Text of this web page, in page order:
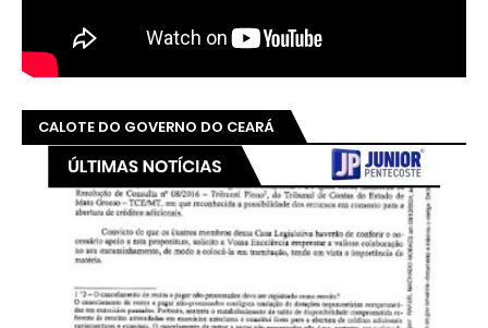
CALOTE DO GOVERNO DO CEARÁ